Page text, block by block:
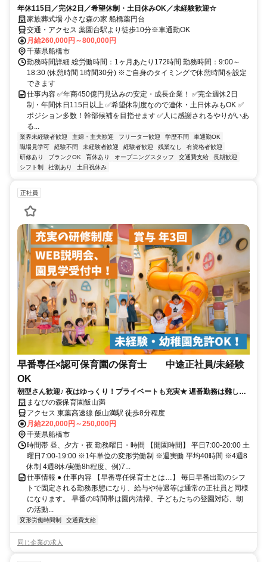
年休115日／完休2日／希望休制・土日休みOK／未経験歓迎☆
家族葬式場 小さな森の家 船橋薬円台
交通・アクセス 薬園台駅より徒歩10分※車通勤OK
月給260,000円～800,000円
千葉県船橋市
勤務時間詳細 総労働時間：1ヶ月あたり172時間 勤務時間：9:00～
18:30 (休憩時間 1時間30分) ※ご自身のタイミングで休憩時間を設定
できます
仕事内容 ✅年商450億円見込みの安定・成長企業！ ✅完全週休2日
制・年間休日115日以上 ✅希望休制度なので連休・土日休みもOK ✅
ポジション多数！幹部候補を目指せます ✅人に感謝されるやりがいあ
る...
業界未経験者歓迎 主婦・主夫歓迎 フリーター歓迎 学歴不問
車通勤OK
職場見学可
経験不問 未経験者歓迎 経験者歓迎 残業なし
有資格者歓迎
研修あり
ブランクOK 育休あり オープニングスタッフ 交通費支給
長期歓迎
シフト制
社割あり 土日祝休み
正社員
早番専任×認可保育園の保育士 中途正社員/未経験
OK
朝型さん歓迎♪ 夜はゆっくり！プライベートも充実★ 遅番勤務は難しい
けど正社員で働きたい方！
まなびの森保育園飯山満
アクセス 東葉高速線 飯山満駅 徒歩8分程度
月給220,000円～250,000円
千葉県船橋市
時間帯 昼、夕方・夜 勤務曜日・時間 【開園時間】 平日7:00-20:00 土
曜日7:00-19:00 ※1年単位の変形労働制 ※週実働 平均40時間 ※4週8
休制 4週8休/実働8h程度、例)7...
仕事情報 ● 仕事内容 【早番専任保育士とは…】 毎日早番出勤のシフ
トで固定される勤務形態になり、給与や待遇等は通常の正社員と同様
になります。 早番の時間帯は園内清掃、子どもたちの登園対応、朝
の活動...
変形労働時間制 交通費支給
同じ企業の求人